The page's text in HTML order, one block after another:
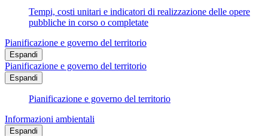
Tempi, costi unitari e indicatori di realizzazione delle opere
pubbliche in corso o completate
Pianificazione e governo del territorio
Espandi
Pianificazione e governo del territorio
Espandi
Pianificazione e governo del territorio
Informazioni ambientali
Espandi